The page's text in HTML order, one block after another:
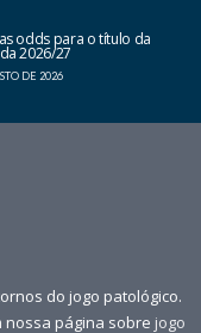
odds para o título da
2026/27
DE 2026
do jogo patológico.
nossa página sobre jogo